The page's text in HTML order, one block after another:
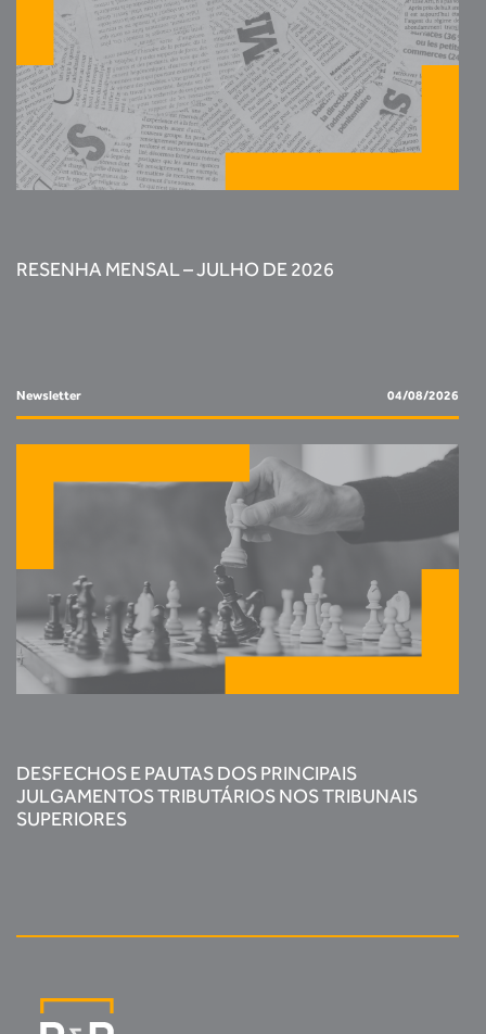
RESENHA MENSAL – JULHO DE 2026
Newsletter 04/08/2026
DESFECHOS E PAUTAS DOS PRINCIPAIS
JULGAMENTOS TRIBUTÁRIOS NOS TRIBUNAIS
SUPERIORES